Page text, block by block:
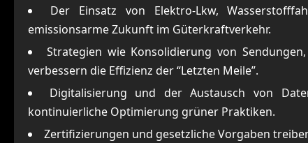
Der Einsatz von Elektro-Lkw,
emissionsarme Zukunft im Güterkraftverkehr.
Strategien wie Konsolidierung von
verbessern die Effizienz der “Letzten Meile”.
Digitalisierung und der Austausch von
kontinuierliche Optimierung grüner Praktiken.
Zertifizierungen und gesetzliche Vorgaben